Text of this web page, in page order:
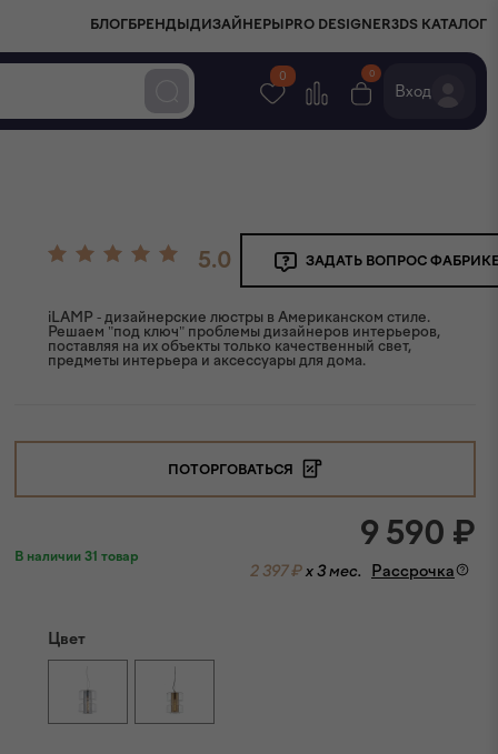
БЛОГ БРЕНДЫ ДИЗАЙНЕРЫ PRO DESIGNER3DS КАТАЛОГ
0 0
Вход
5.0 ЗАДАТЬ ВОПРОС
iLAMP - дизайнерские люстры в Американском стиле.
Решаем "под ключ" проблемы дизайнеров интерьеров,
поставляя на их объекты только качественный свет,
предметы интерьера и аксессуары для дома.
ПОТОРГОВАТЬСЯ
В наличии 31 товар
9 590 ₽
2 397 ₽x 3 мес. Рассрочка
Цвет